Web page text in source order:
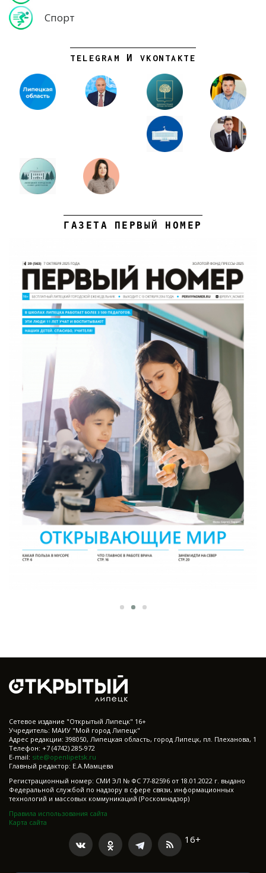
Спорт
TELEGRAM И VKONTAKTE
ГАЗЕТА ПЕРВЫЙ НОМЕР
Cетевое издание "Открытый Липецк" 16+
Учредитель: МАИУ "Мой город Липецк"
Адрес редакции: 398050, Липецкая область, город Липецк, пл. Плеханова, 1
Телефон: +7 (4742) 285-972
E-mail: site@openlipetsk.ru
Главный редактор: Е.А.Мамцева
Регистрационный номер: СМИ ЭЛ № ФС 77-82596 от 18.01.2022 г. выдано
Федеральной службой по надзору в сфере связи, информационных
технологий и массовых коммуникаций (Роскомнадзор)
Правила использования сайта
Карта сайта
16+